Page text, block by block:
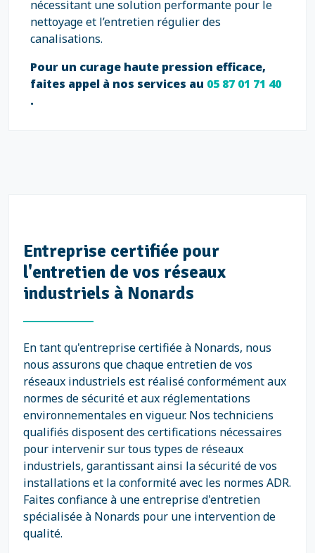
nécessitant une solution performante pour le
nettoyage et l’entretien régulier des
canalisations.
Pour un curage haute pression efficace,
faites appel à nos services au 05 87 01 71 40
.
Entreprise certifiée pour
l'entretien de vos réseaux
industriels à Nonards
En tant qu'entreprise certifiée à Nonards, nous
nous assurons que chaque entretien de vos
réseaux industriels est réalisé conformément aux
normes de sécurité et aux réglementations
environnementales en vigueur. Nos techniciens
qualifiés disposent des certifications nécessaires
pour intervenir sur tous types de réseaux
industriels, garantissant ainsi la sécurité de vos
installations et la conformité avec les normes ADR.
Faites confiance à une entreprise d'entretien
spécialisée à Nonards pour une intervention de
qualité.